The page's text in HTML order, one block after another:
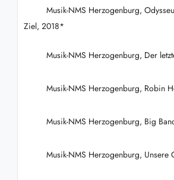
Musik-NMS Herzogenburg,
Ziel, 2018*
Musik-NMS Herzogenburg, Der
Musik-NMS Herzogenburg, Robin
Musik-NMS Herzogenburg, Big
Musik-NMS Herzogenburg, Unsere